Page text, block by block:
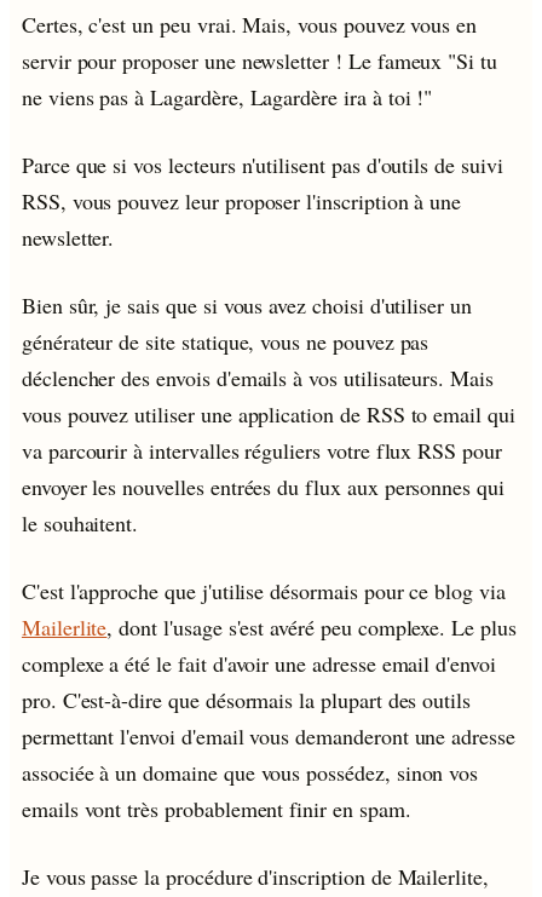
Certes, c'est un peu vrai. Mais, vous pouvez vous en
servir pour proposer une newsletter ! Le fameux "Si tu
ne viens pas à Lagardère, Lagardère ira à toi !"
Parce que si vos lecteurs n'utilisent pas d'outils de suivi
RSS, vous pouvez leur proposer l'inscription à une
newsletter.
Bien sûr, je sais que si vous avez choisi d'utiliser un
générateur de site statique, vous ne pouvez pas
déclencher des envois d'emails à vos utilisateurs. Mais
vous pouvez utiliser une application de RSS to email qui
va parcourir à intervalles réguliers votre flux RSS pour
envoyer les nouvelles entrées du flux aux personnes qui
le souhaitent.
C'est l'approche que j'utilise désormais pour ce blog via
Mailerlite, dont l'usage s'est avéré peu complexe. Le plus
complexe a été le fait d'avoir une adresse email d'envoi
pro. C'est-à-dire que désormais la plupart des outils
permettant l'envoi d'email vous demanderont une adresse
associée à un domaine que vous possédez, sinon vos
emails vont très probablement finir en spam.
Je vous passe la procédure d'inscription de Mailerlite,